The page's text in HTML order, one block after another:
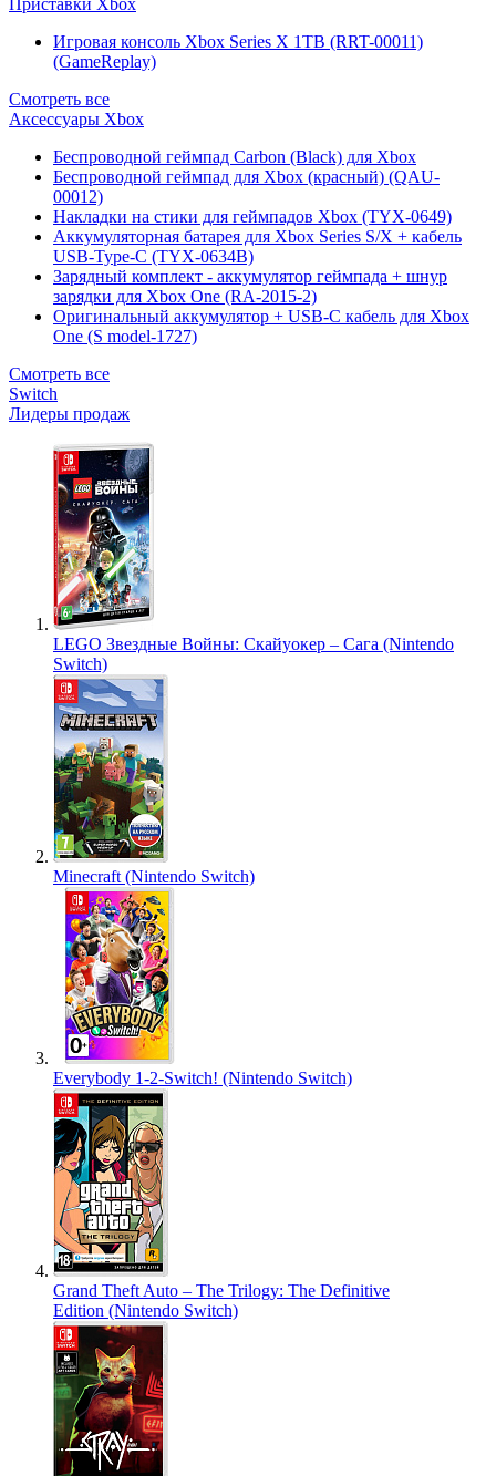
Приставки Xbox
Игровая консоль Xbox Series X 1TB (RRT-00011)
(GameReplay)
Смотреть все
Аксессуары Xbox
Беспроводной геймпад Carbon (Black) для Xbox
Беспроводной геймпад для Xbox (красный) (QAU-
00012)
Накладки на стики для геймпадов Xbox (TYX-0649)
Аккумуляторная батарея для Xbox Series S/X + кабель
USB-Type-C (TYX-0634B)
Зарядный комплект - аккумулятор геймпада + шнур
зарядки для Xbox One (RA-2015-2)
Оригинальный аккумулятор + USB-C кабель для Xbox
One (S model-1727)
Смотреть все
Switch
Лидеры продаж
LEGO Звездные Войны: Скайуокер – Сага (Nintendo
Switch)
Minecraft (Nintendo Switch)
Everybody 1-2-Switch! (Nintendo Switch)
Grand Theft Auto – The Trilogy: The Definitive
Edition (Nintendo Switch)